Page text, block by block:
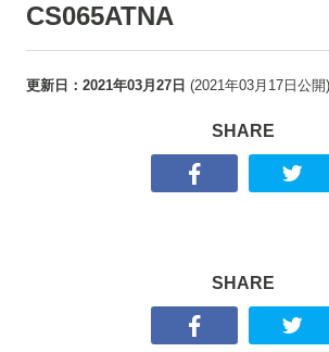
CS065ATNA
更新日： 2021年03月27日 (2021年03月17日 公開)
SHARE
SHARE